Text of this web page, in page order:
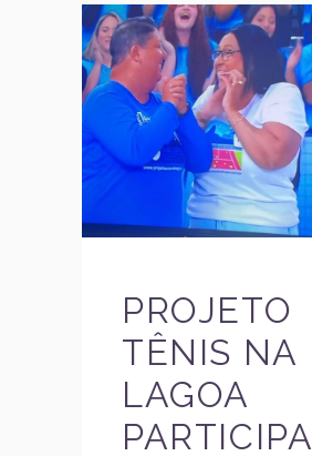
PROJETO
TÊNIS NA
LAGOA
PARTICIPA